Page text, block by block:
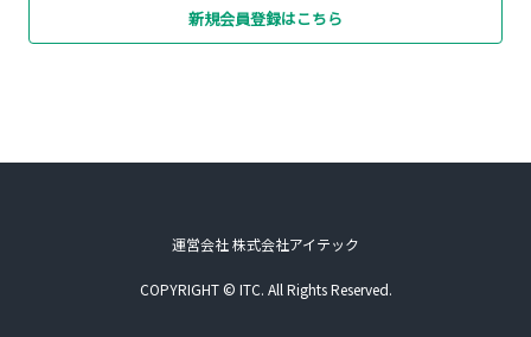
新規会員登録はこちら
運営会社 株式会社アイテック
COPYRIGHT © ITC. All Rights Reserved.